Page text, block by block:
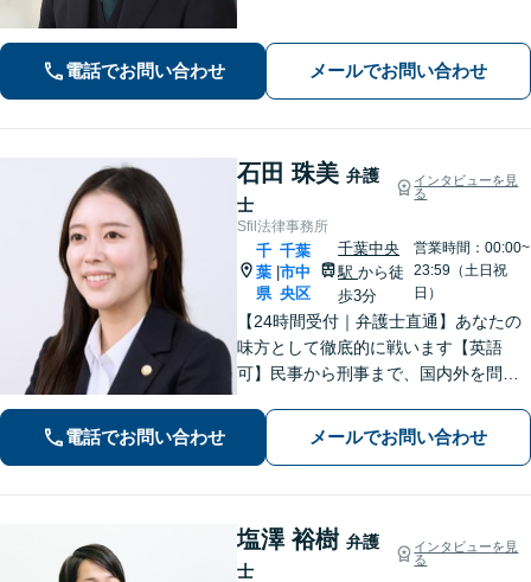
幅広くサポート。【夜間・休日面談
可】【完全個室】【本千葉駅徒歩３
分】
電話でお問い合わせ メールでお問い合わせ
石田 珠美 弁護
士
インタビューを見
る
Sfil法律事務所
千
葉
県
千葉
市中
央区
千葉中央
駅から徒
歩3分
営業時間：00:00~
23:59（土日祝
日）
【24時間受付｜弁護士直通】あなたの
味方として徹底的に戦います【英語
可】民事から刑事まで、国内外を問わ
タル証拠・資産対応】ソーシャルワー
カー兼司法書士と連携【法テラス・WE
電話でお問い合わせ メールでお問い合わせ
塩澤 裕樹 弁護
士
インタビューを見
る